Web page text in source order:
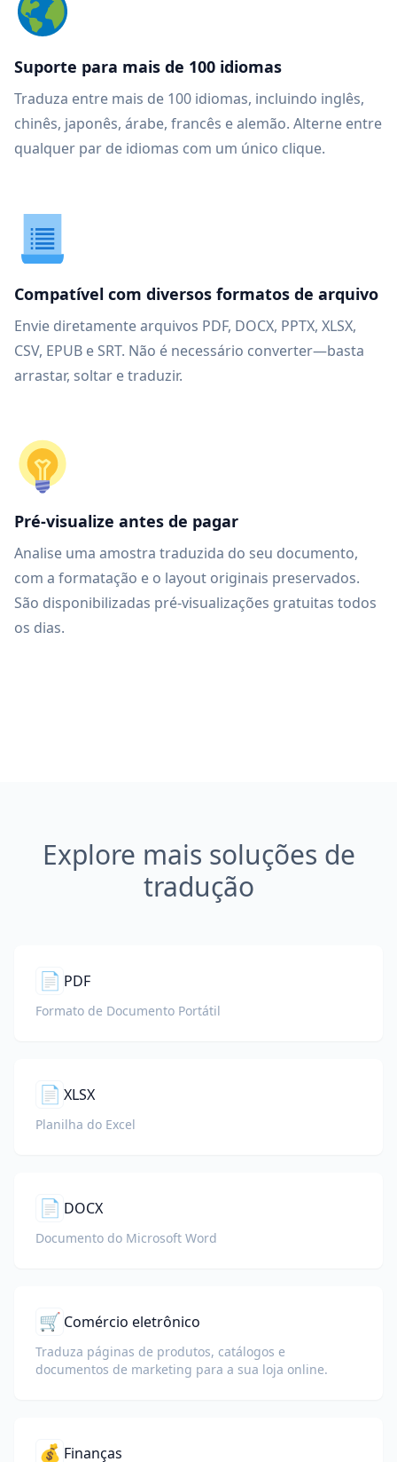
Suporte para mais de 100 idiomas
Traduza entre mais de 100 idiomas, incluindo inglês,
chinês, japonês, árabe, francês e alemão. Alterne entre
qualquer par de idiomas com um único clique.
Compatível com diversos formatos de arquivo
Envie diretamente arquivos PDF, DOCX, PPTX, XLSX,
CSV, EPUB e SRT. Não é necessário converter—basta
arrastar, soltar e traduzir.
Pré-visualize antes de pagar
Analise uma amostra traduzida do seu documento,
com a formatação e o layout originais preservados.
São disponibilizadas pré-visualizações gratuitas todos
os dias.
Explore mais soluções de
tradução
📄 PDF
Formato de Documento Portátil
📄 XLSX
Planilha do Excel
📄 DOCX
Documento do Microsoft Word
🛒 Comércio eletrônico
Traduza páginas de produtos, catálogos e
documentos de marketing para a sua loja online.
💰 Finanças